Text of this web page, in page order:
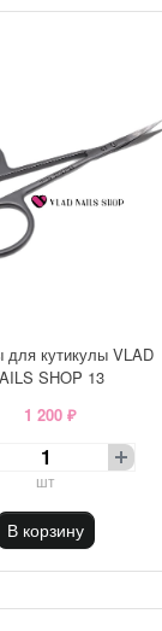
для кутикулы VLAD
SHOP 13
1 200 ₽
шт
В корзину